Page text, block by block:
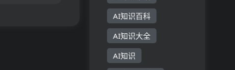
AI知识百科
AI知识大全
AI知识